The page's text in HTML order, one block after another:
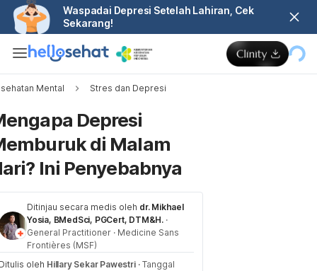
Waspadai Depresi Setelah Lahiran, Cek
Sekarang!
Mental Stres dan Depresi
Depresi
di Malam
Ini Penyebabnya
Ditinjau secara medis oleh dr. Mikhael
Yosia, BMedSci, PGCert, DTM&H. ·
General Practitioner · Medicine Sans
Frontières (MSF)
oleh Hillary Sekar Pawestri · Tanggal